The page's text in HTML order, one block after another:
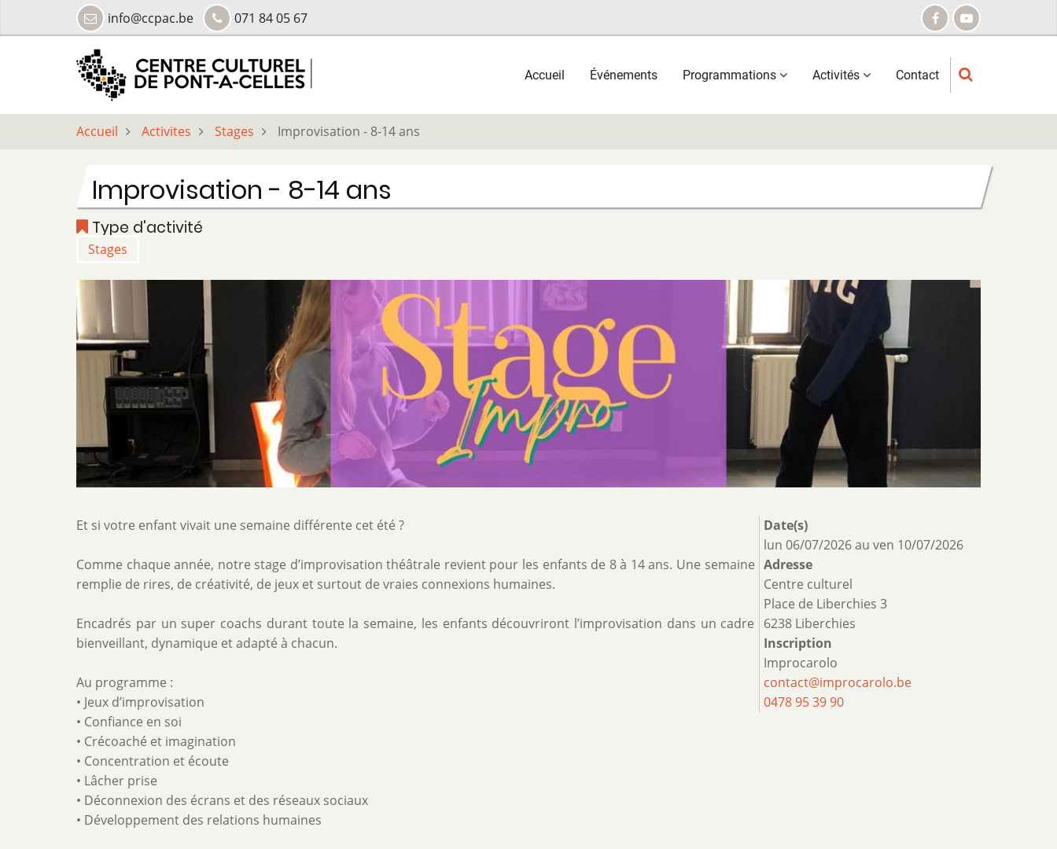
info@ccpac.be 071 84 05 67
Main
navigation
Accueil Événements Programmations Activités Contact
Accueil Activites Stages Improvisation - 8-14 ans
Improvisation - 8-14 ans
Type d'activité
Stages
Description
l'activité
Et si votre enfant vivait une semaine différente cet été ?
Comme chaque année, notre stage d’improvisation théâtrale revient pour les enfants de 8 à 14 ans. Une semaine
remplie de rires, de créativité, de jeux et surtout de vraies connexions humaines.
Encadrés par un super coachs durant toute la semaine, les enfants découvriront l’improvisation dans un cadre
bienveillant, dynamique et adapté à chacun.
Au programme :
• Jeux d’improvisation
• Confiance en soi
• Crécoaché et imagination
• Concentration et écoute
• Lâcher prise
• Déconnexion des écrans et des réseaux sociaux
• Développement des relations humaines
Date(s)
lun 06/07/2026au ven 10/07/2026
Adresse
Centre culturel
Place de Liberchies 3
6238 Liberchies
Inscription
Improcarolo
contact@improcarolo.be
0478 95 39 90